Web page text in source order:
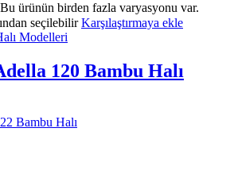
Bu ürünün birden fazla varyasyonu var.
seçilebilirKarşılaştırmaya ekle
Modelleri
120 Bambu Halı